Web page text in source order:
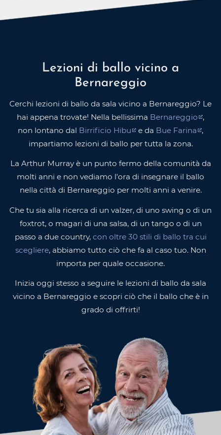
Lezioni di ballo vicino a
Bernareggio
Cerchi lezioni di ballo da sala vicino a Bernareggio? Le
hai appena trovate! Nella bellissima Bernareggio
,
non lontano dal Birrificio Hibu e da Bue Farina
,
impartiamo lezioni di ballo per tutta la zona.
La Arthur Murray è un punto fermo della comunità da
molti anni e non vediamo l'ora di insegnare il ballo
nella città di Bernareggio per molti anni a venire.
Che tu sia alla ricerca di un valzer, di uno swing o di un
foxtrot, o magari di una salsa, di un tango o di un
passo a due country, con oltre 30 stili di ballo tra cui
scegliere, abbiamo tutto ciò che fa al caso tuo. Non
importa per quale occasione.
Inizia oggi stesso a seguire le lezioni di ballo da sala
vicino a Bernareggio e scopri ciò che il ballo che è in
grado di offrirti!